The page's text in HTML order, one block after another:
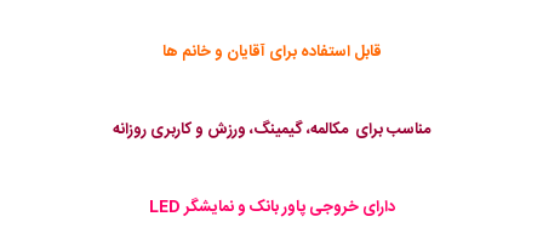
قابل استفاده برای آقایان و خانم ها
مناسب برای مکالمه، گیمینگ، ورزش و کاربری روزانه
دارای خروجی پاور بانک و نمایشگر LED